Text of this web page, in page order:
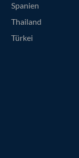
Spanien
Thailand
Türkei